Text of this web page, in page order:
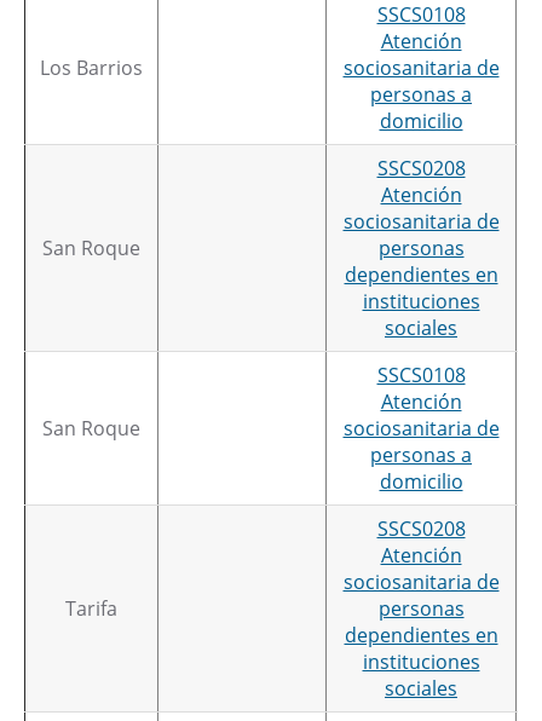
Los Barrios
SSCS0108
Atención
sociosanitaria de
personas a
domicilio
San Roque
SSCS0208
Atención
sociosanitaria de
personas
dependientes en
instituciones
sociales
San Roque
SSCS0108
Atención
sociosanitaria de
personas a
domicilio
Tarifa
SSCS0208
Atención
sociosanitaria de
personas
dependientes en
instituciones
sociales